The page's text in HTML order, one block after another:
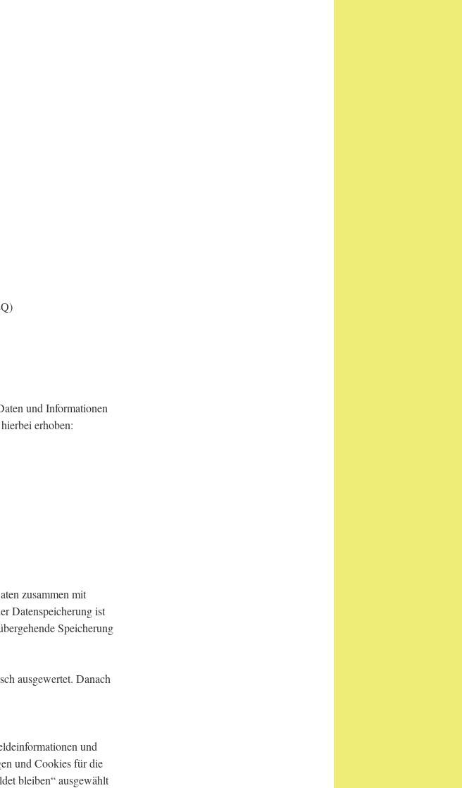
und Informationen
erhoben:
zusammen mit
Datenspeicherung ist
Speicherung
ausgewertet. Danach
und
und Cookies für die
bleiben“ ausgewählt